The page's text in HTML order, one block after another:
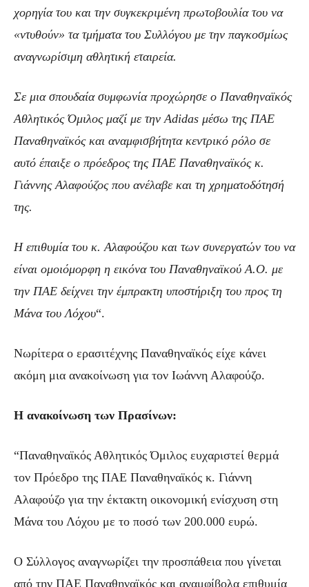
χορηγία του και την συγκεκριμένη πρωτοβουλία του να
«ντυθούν» τα τμήματα του Συλλόγου με την παγκοσμίως
αναγνωρίσιμη αθλητική εταιρεία.
Σε μια σπουδαία συμφωνία προχώρησε ο Παναθηναϊκός
Αθλητικός Όμιλος μαζί με την Adidas μέσω της ΠΑΕ
Παναθηναϊκός και αναμφισβήτητα κεντρικό ρόλο σε
αυτό έπαιξε ο πρόεδρος της ΠΑΕ Παναθηναϊκός κ.
Γιάννης Αλαφούζος που ανέλαβε και τη χρηματοδότησή
της.
Η επιθυμία του κ. Αλαφούζου και των συνεργατών του να
είναι ομοιόμορφη η εικόνα του Παναθηναϊκού Α.Ο. με
την ΠΑΕ δείχνει την έμπρακτη υποστήριξη του προς τη
Μάνα του Λόχου“.
Νωρίτερα ο ερασιτέχνης Παναθηναϊκός είχε κάνει
ακόμη μια ανακοίνωση για τον Ιωάννη Αλαφούζο.
Η ανακοίνωση των Πρασίνων:
“Παναθηναϊκός Αθλητικός Όμιλος ευχαριστεί θερμά
τον Πρόεδρο της ΠΑΕ Παναθηναϊκός κ. Γιάννη
Αλαφούζο για την έκτακτη οικονομική ενίσχυση στη
Μάνα του Λόχου με το ποσό των 200.000 ευρώ.
Ο Σύλλογος αναγνωρίζει την προσπάθεια που γίνεται
από την ΠΑΕ Παναθηναϊκός και αναμφίβολα επιθυμία